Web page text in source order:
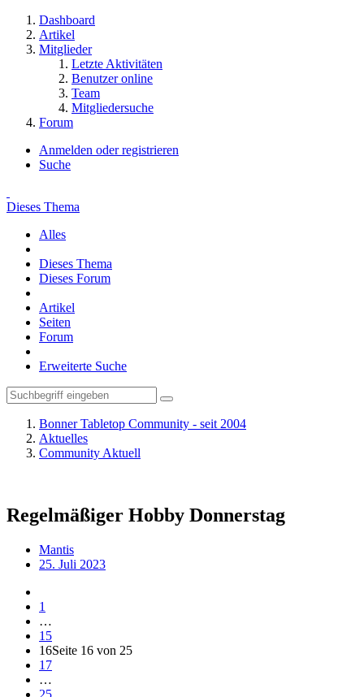
Dashboard
Artikel
Mitglieder
Letzte Aktivitäten
Benutzer online
Team
Mitgliedersuche
Forum
Anmelden oder registrieren
Suche
Dieses Thema
Alles
Dieses Thema
Dieses Forum
Artikel
Seiten
Forum
Erweiterte Suche
Bonner Tabletop Community - seit 2004
Aktuelles
Community Aktuell
Regelmäßiger Hobby Donnerstag
Mantis
25. Juli 2023
1
…
15
16Seite 16 von 25
17
…
25